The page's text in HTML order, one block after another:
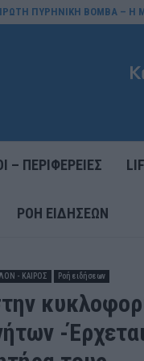
ΠΥΡΗΝΙΚΗ ΒΟΜΒΑ – Η
– ΠΕΡΙΦΕΡΕΙΕΣ
ΡΟΉ ΕΙΔΉΣΕΩΝ
- ΚΑΙΡΟΣ Ροή ειδήσεων
-